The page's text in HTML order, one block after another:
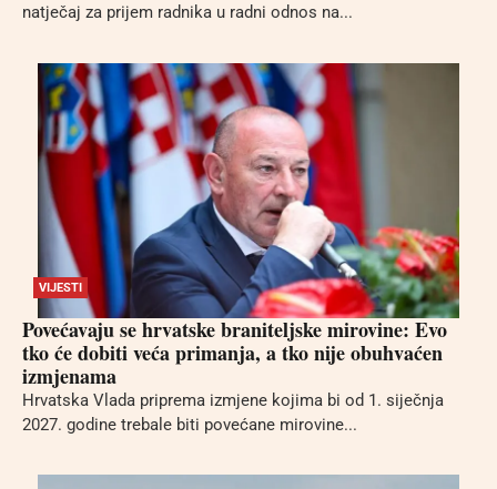
natječaj za prijem radnika u radni odnos na...
VIJESTI
Povećavaju se hrvatske braniteljske mirovine: Evo
tko će dobiti veća primanja, a tko nije obuhvaćen
izmjenama
Hrvatska Vlada priprema izmjene kojima bi od 1. siječnja
2027. godine trebale biti povećane mirovine...